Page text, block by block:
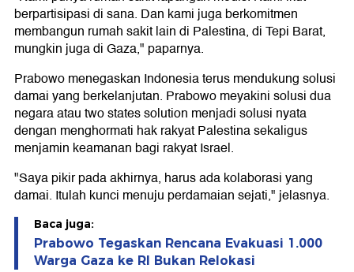
berpartisipasi di sana. Dan kami juga berkomitmen
membangun rumah sakit lain di Palestina, di Tepi Barat,
mungkin juga di Gaza," paparnya.
Prabowo menegaskan Indonesia terus mendukung solusi
damai yang berkelanjutan. Prabowo meyakini solusi dua
negara atau two states solution menjadi solusi nyata
dengan menghormati hak rakyat Palestina sekaligus
menjamin keamanan bagi rakyat Israel.
"Saya pikir pada akhirnya, harus ada kolaborasi yang
damai. Itulah kunci menuju perdamaian sejati," jelasnya.
Baca juga:
Prabowo Tegaskan Rencana Evakuasi 1.000
Warga Gaza ke RI Bukan Relokasi